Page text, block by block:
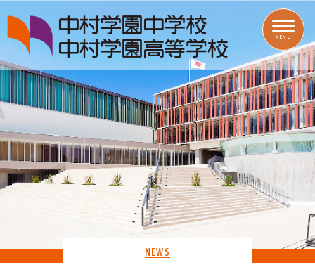
MENU
NEWS